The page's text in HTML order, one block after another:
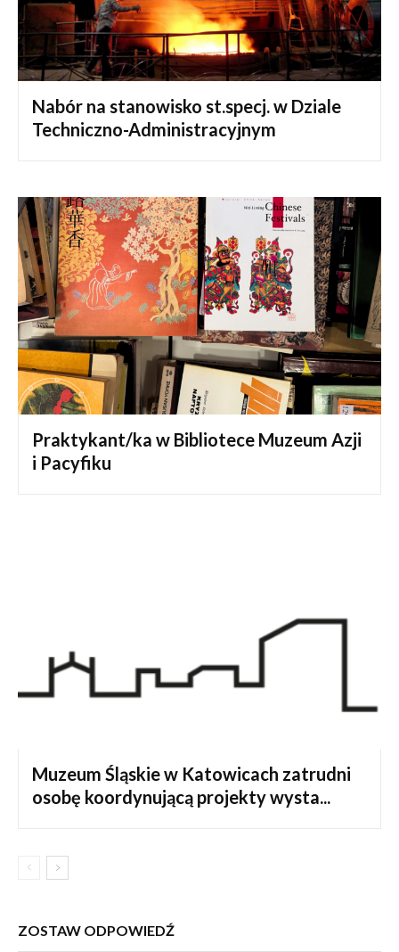
Nabór na stanowisko st.specj. w Dziale
Techniczno-Administracyjnym
Praktykant/ka w Bibliotece Muzeum Azji
i Pacyfiku
Muzeum Śląskie w Katowicach zatrudni
osobę koordynującą projekty wysta...
ZOSTAW ODPOWIEDŹ